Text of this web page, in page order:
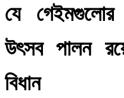
যে গেইমগুলোর
উৎসব পালন
বিধান